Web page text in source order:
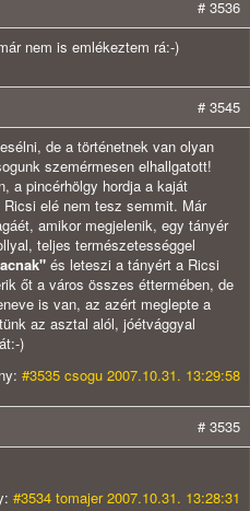
# 3536
nem is emlékeztem rá:-)
# 3545
de a történetnek van olyan
szemérmesen elhallgatott!
a pincérhölgy hordja a kaját
elé nem tesz semmit. Már
amikor megjelenik, egy tányér
teljes természetességgel
és leteszi a tányért a Ricsi
őt a város összes éttermében, de
is van, az azért meglepte a
az asztal alól, jóétvággyal
)
#3535 csogu 2007.10.31. 13:29:58
# 3535
#3534 tomajer 2007.10.31. 13:28:31